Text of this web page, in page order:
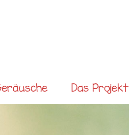
menu Das Projekt